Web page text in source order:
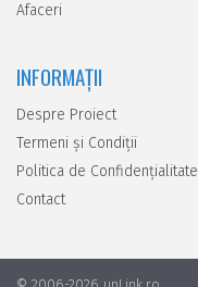
Afaceri
INFORMAȚII
Despre Proiect
Termeni și Condiții
Politica de Confidențialitate
Contact